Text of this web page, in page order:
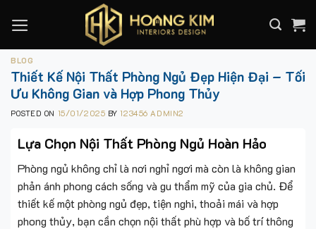
BLOG
Thiết Kế Nội Thất Phòng Ngủ Đẹp Hiện Đại – Tối
Ưu Không Gian và Hợp Phong Thủy
POSTED ON 15/01/2025 BY123456 ADMIN2
Lựa Chọn Nội Thất Phòng Ngủ Hoàn Hảo
Phòng ngủ không chỉ là nơi nghỉ ngơi mà còn là không gian
phản ánh phong cách sống và gu thẩm mỹ của gia chủ. Để
thiết kế một phòng ngủ đẹp, tiện nghi, thoải mái và hợp
phong thủy, bạn cần chọn nội thất phù hợp và bố trí thông